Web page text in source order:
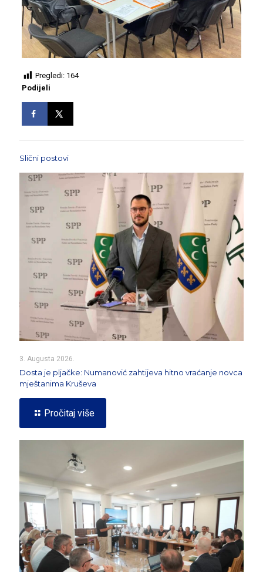
Pregledi: 164
Podijeli
Slični postovi
3. Augusta 2026.
Dosta je pljačke: Numanović zahtijeva hitno vraćanje novca
mještanima Kruševa
Pročitaj više